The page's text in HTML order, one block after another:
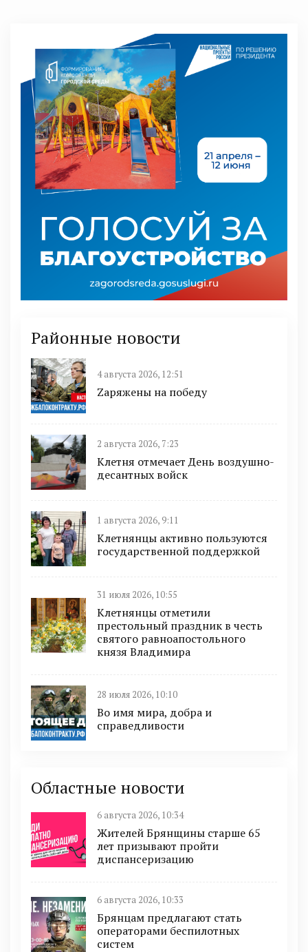
Районные новости
4 августа 2026, 12:51
Zаряжены на победу
2 августа 2026, 7:23
Клетня отмечает День воздушно-
десантных войск
1 августа 2026, 9:11
Клетнянцы активно пользуются
государственной поддержкой
31 июля 2026, 10:55
Клетнянцы отметили
престольный праздник в честь
святого равноапостольного
князя Владимира
28 июля 2026, 10:10
Во имя мира, добра и
справедливости
Областные новости
6 августа 2026, 10:34
Жителей Брянщины старше 65
лет призывают пройти
диспансеризацию
6 августа 2026, 10:33
Брянцам предлагают стать
оперaторами бeспилотных
систeм